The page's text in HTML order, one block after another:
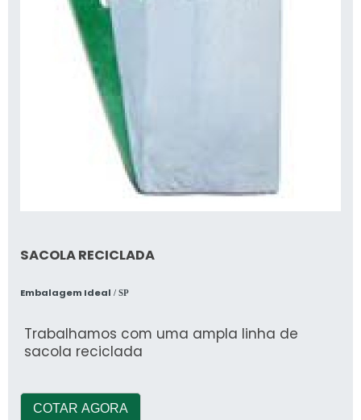
SACOLA RECICLADA
Embalagem Ideal / SP
Trabalhamos com uma ampla linha de
sacola reciclada
COTAR AGORA